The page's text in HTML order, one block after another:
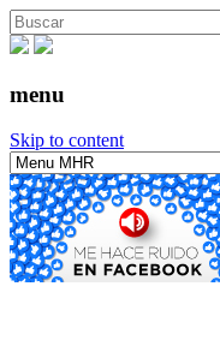
menu
Skip to content